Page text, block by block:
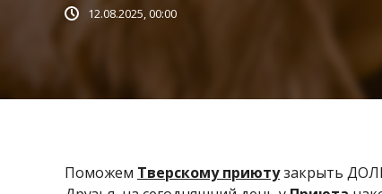
12.08.2025, 00:00
Поможем Тверскому приютузакрыть